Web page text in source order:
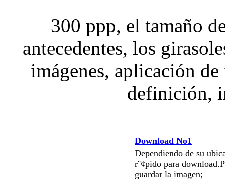
300 ppp, el tamaño
antecedentes, los
imágenes, aplicación
definición,
Download No1
Dependiendo de su
r¨¢pido para
guardar la imagen;